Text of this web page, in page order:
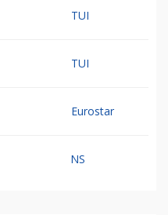
TUI
TUI
Eurostar
NS